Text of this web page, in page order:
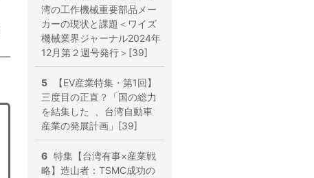
湾の工作機械重要部品メー
カーの現状と課題＜ワイズ
機械業界ジャーナル2024年
12月第２週号発行＞[39]
5
【EV産業特集・第1回】
三度目の正直？「国の総力
を結集した 、台湾自動車
産業の発展計画」[39]
6 特集【台湾有事×産業戦
略】造山者：TSMC成功の